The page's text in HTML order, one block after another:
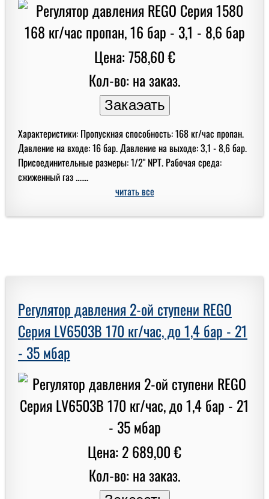
Цена: 758,60 €
Кол-во: на заказ.
Характеристики: Пропускная способность: 168 кг/час пропан.
Давление на входе: 16 бар. Давление на выходе: 3,1 - 8,6 бар.
Присоединительные размеры: 1/2" NPT. Рабочая среда:
сжиженный газ .......
читать все
Регулятор давления 2-ой ступени REGO
Серия LV6503B 170 кг/час, до 1,4 бар - 21
- 35 мбар
Цена: 2 689,00 €
Кол-во: на заказ.